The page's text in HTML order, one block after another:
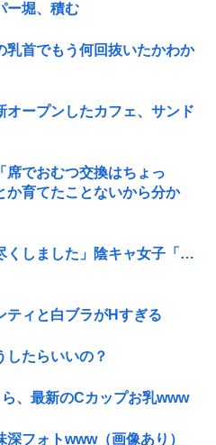
ー堀、積む
乳首でもう何回抜いたかわか
オープンしたカフェ、サンド
席でおむつ交換はちょっ
育てたことないから分か
くしました」陰キャ女子「…
ティと白ブラがHすぎる
したらいいの？
、最新のCカップお乳www
深フォトwww（画像あり）